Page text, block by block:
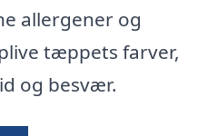
allergener og
tæppets farver,
og besvær.